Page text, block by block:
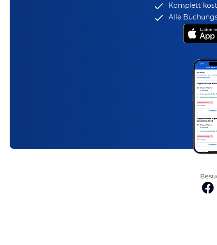
Komplett
Alle